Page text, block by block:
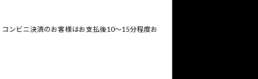
ンビニ決済のお客様はお支払後10～15分程度お